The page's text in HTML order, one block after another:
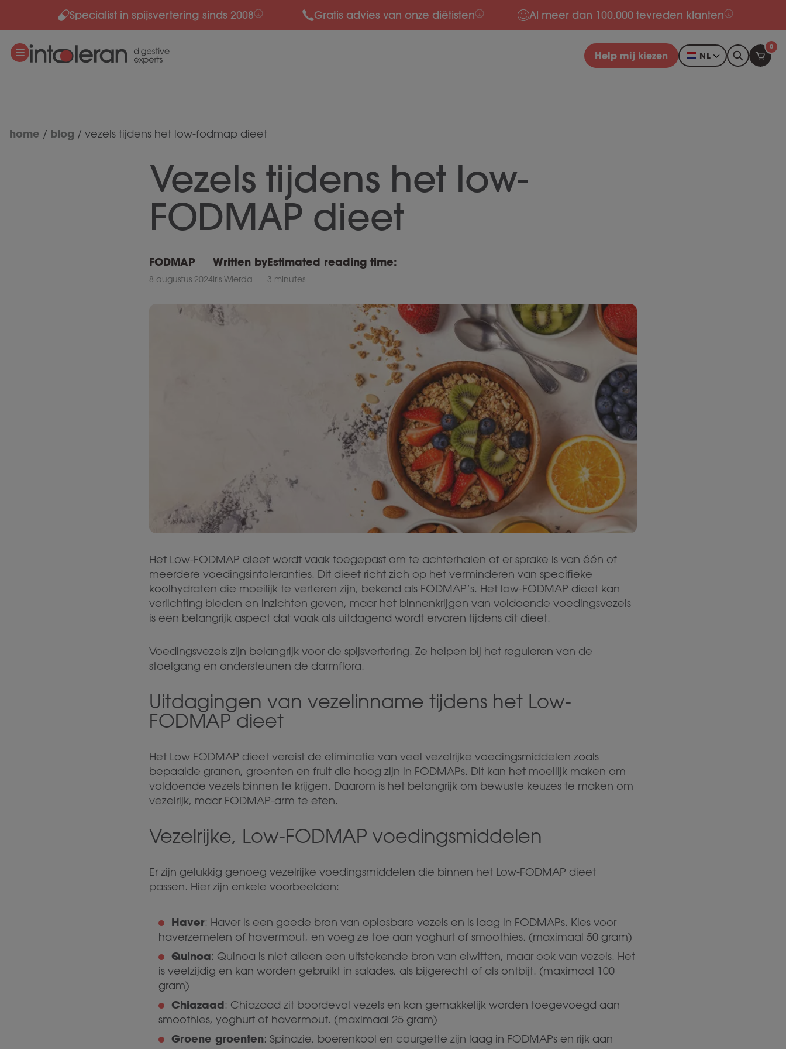
Meteen naar de contentSpecialist in spijsvertering sinds 2008 Gratis advies van onze diëtisten Al meer dan 100.000 tevreden klanten
Help mij kiezen NL
0
home / blog / vezels tijdens het low-fodmap dieet
Vezels tijdens het low-
FODMAP dieet
FODMAP
8 augustus 2024
Written by
Iris Wierda
Estimated reading time:
3 minutes
Het Low-FODMAP dieet wordt vaak toegepast om te achterhalen of er sprake is van één of
meerdere voedingsintoleranties. Dit dieet richt zich op het verminderen van specifieke
koolhydraten die moeilijk te verteren zijn, bekend als FODMAP’s. Het low-FODMAP dieet kan
verlichting bieden en inzichten geven, maar het binnenkrijgen van voldoende voedingsvezels
is een belangrijk aspect dat vaak als uitdagend wordt ervaren tijdens dit dieet.
Voedingsvezels zijn belangrijk voor de spijsvertering. Ze helpen bij het reguleren van de
stoelgang en ondersteunen de darmflora.
Uitdagingen van vezelinname tijdens het Low-
FODMAP dieet
Het Low FODMAP dieet vereist de eliminatie van veel vezelrijke voedingsmiddelen zoals
bepaalde granen, groenten en fruit die hoog zijn in FODMAPs. Dit kan het moeilijk maken om
voldoende vezels binnen te krijgen. Daarom is het belangrijk om bewuste keuzes te maken om
vezelrijk, maar FODMAP-arm te eten.
Vezelrijke, Low-FODMAP voedingsmiddelen
Er zijn gelukkig genoeg vezelrijke voedingsmiddelen die binnen het Low-FODMAP dieet
passen. Hier zijn enkele voorbeelden:
Haver: Haver is een goede bron van oplosbare vezels en is laag in FODMAPs. Kies voor
haverzemelen of havermout, en voeg ze toe aan yoghurt of smoothies. (maximaal 50 gram)
Quinoa: Quinoa is niet alleen een uitstekende bron van eiwitten, maar ook van vezels. Het
is veelzijdig en kan worden gebruikt in salades, als bijgerecht of als ontbijt. (maximaal 100
gram)
Chiazaad: Chiazaad zit boordevol vezels en kan gemakkelijk worden toegevoegd aan
smoothies, yoghurt of havermout. (maximaal 25 gram)
Groene groenten: Spinazie, boerenkool en courgette zijn laag in FODMAPs en rijk aan